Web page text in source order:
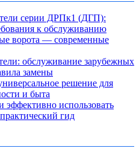
серии ДРПк1 (ДГП):
к обслуживанию
ворота — современные
обслуживание зарубежных
замены
решение для
и быта
эффективно использовать
гид